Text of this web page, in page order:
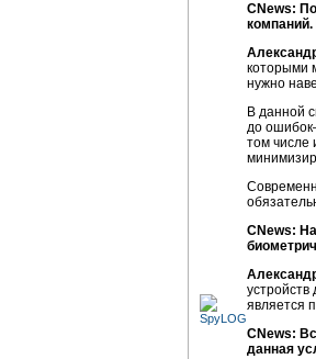
CNews:
которыми
нужно
В данной
до
том числе
CNews:
является
CNews:
данная